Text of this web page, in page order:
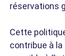
réservations
Cette
contribue à la